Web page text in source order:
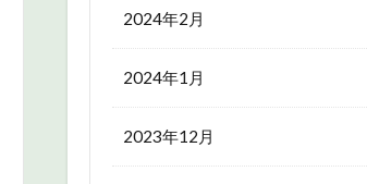
2024年2月
2024年1月
2023年12月